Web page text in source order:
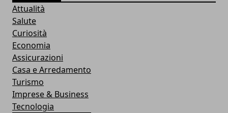
Attualità
Salute
Curiosità
Economia
Assicurazioni
Casa e Arredamento
Turismo
Imprese & Business
Tecnologia